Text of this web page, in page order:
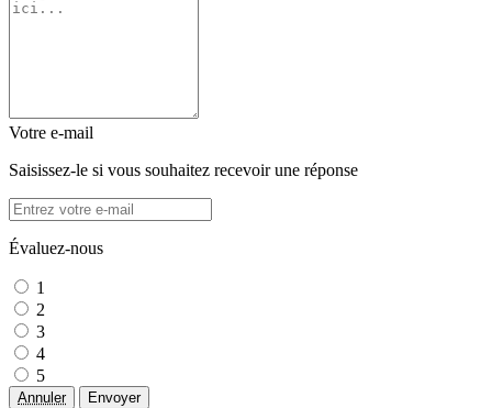
Votre e-mail
Saisissez-le si vous souhaitez recevoir une réponse
Évaluez-nous
1
2
3
4
5
Annuler Envoyer